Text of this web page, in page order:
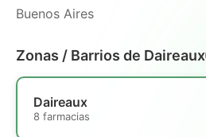
Buenos Aires
Zonas / Barrios de Daireaux
Daireaux
8 farmacias